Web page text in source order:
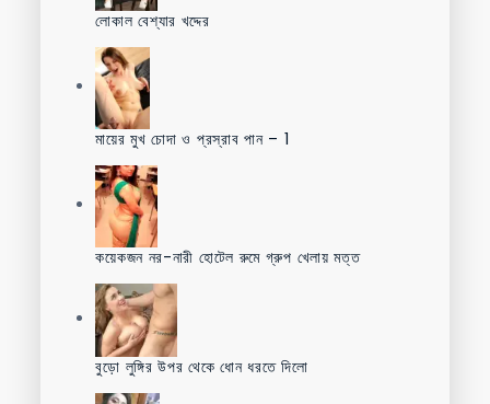
লোকাল বেশ্যার খদ্দের
মায়ের মুখ চোদা ও প্রস্রাব পান – 1
কয়েকজন নর-নারী হোটেল রুমে গ্রুপ খেলায় মত্ত
বুড়ো লুঙ্গির উপর থেকে ধোন ধরতে দিলো